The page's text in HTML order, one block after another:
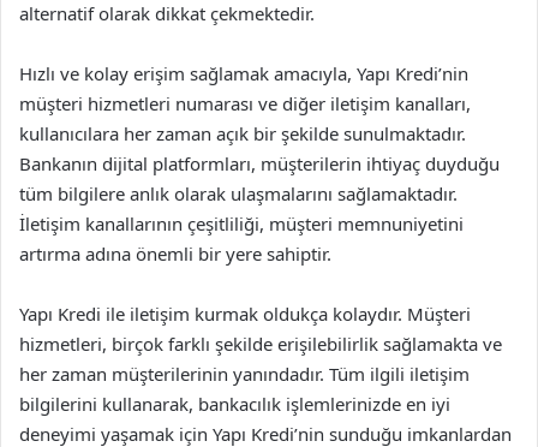
alternatif olarak dikkat çekmektedir.
Hızlı ve kolay erişim sağlamak amacıyla, Yapı Kredi’nin
müşteri hizmetleri numarası ve diğer iletişim kanalları,
kullanıcılara her zaman açık bir şekilde sunulmaktadır.
Bankanın dijital platformları, müşterilerin ihtiyaç duyduğu
tüm bilgilere anlık olarak ulaşmalarını sağlamaktadır.
İletişim kanallarının çeşitliliği, müşteri memnuniyetini
artırma adına önemli bir yere sahiptir.
Yapı Kredi ile iletişim kurmak oldukça kolaydır. Müşteri
hizmetleri, birçok farklı şekilde erişilebilirlik sağlamakta ve
her zaman müşterilerinin yanındadır. Tüm ilgili iletişim
bilgilerini kullanarak, bankacılık işlemlerinizde en iyi
deneyimi yaşamak için Yapı Kredi’nin sunduğu imkanlardan